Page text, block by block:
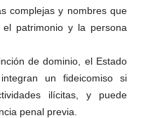
complejas y nombres que
patrimonio y la persona
de dominio, el Estado
un fideicomiso si
ilícitas, y puede
penal previa.